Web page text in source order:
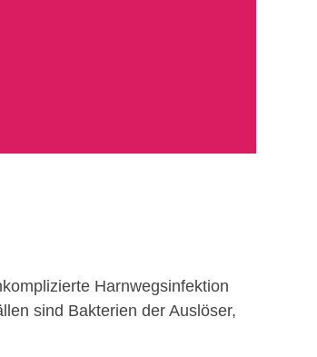
Harnwegsinfektion
sind Bakterien der Auslöser,